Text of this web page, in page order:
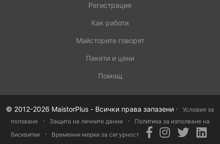
Регистрация
Как работи
Майсторите говорят
Пакети и цени
Помощ
© 2012-2026 MaistorPlus - Всички права запазени ·
Условия за
ползване
· Защита на личните данни ·
Политика за изполване на
бисквитки
· Временни мерки за сигурност